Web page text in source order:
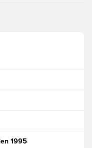
1995